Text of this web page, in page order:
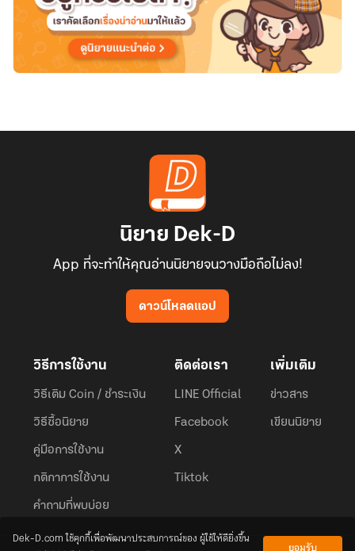
นิยาย Dek-D
App ที่จะทำให้คุณอ่านนิยายจนวางมือถือไม่ลง!
ดาวน์โหลดแอป
วิธีการใช้งาน
วิธีเติม Coin / ชำระเงิน
วิธีซื้อนิยาย
คู่มือการใช้งาน
กติกาการใช้งาน
คำถามที่พบบ่อย
ติดต่อเรา
LINE Official
Facebook
X
Tiktok
เพิ่มเติม
ข่าวสาร
เขียนนิยาย
Dek-D.com ใช้คุกกี้เพื่อพัฒนาประสบการณ์ของ ผู้ใช้ให้ดียิ่งขึ้น